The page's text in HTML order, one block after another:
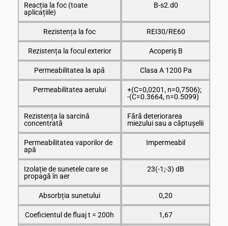
Reacția la foc (toate
aplicațiile)
B-s2.d0
Rezistența la foc REI30/RE60
Rezistența la focul exterior Acoperiș B
Permeabilitatea la apă Clasa A 1200 Pa
Permeabilitatea aerului
+(C=0,0201, n=0,7506);
-(C=0.3664, n=0.5099)
Rezistența la sarcină
concentrată
Fără deteriorarea
miezului sau a căptușelii
Permeabilitatea vaporilor de
apă
Impermeabil
Izolație de sunetele care se
propagă în aer
23(-1;-3) dB
Absorbția sunetului 0,20
Coeficientul de fluaj t = 200h 1,67